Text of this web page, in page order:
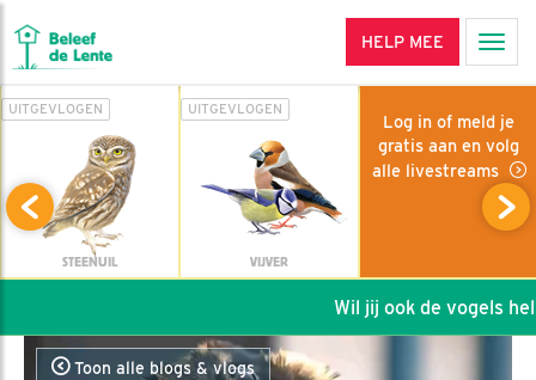
HELP MEE
UITGEVLOGEN
STEENUIL
UITGEVLOGEN
VIJVER
Log in of meld je
gratis aan en volg
alle livestreams
Wil jij ook de vogels
Toon alle blogs & vlogs